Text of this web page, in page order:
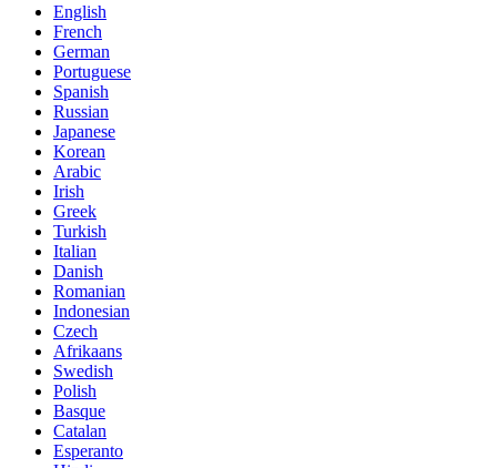
English
French
German
Portuguese
Spanish
Russian
Japanese
Korean
Arabic
Irish
Greek
Turkish
Italian
Danish
Romanian
Indonesian
Czech
Afrikaans
Swedish
Polish
Basque
Catalan
Esperanto